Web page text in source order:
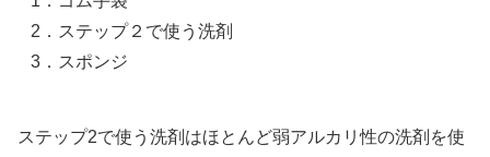
2．ステップ２で使う洗剤
3．スポンジ
ステップ2で使う洗剤はほとんど弱アルカリ性の洗剤を使